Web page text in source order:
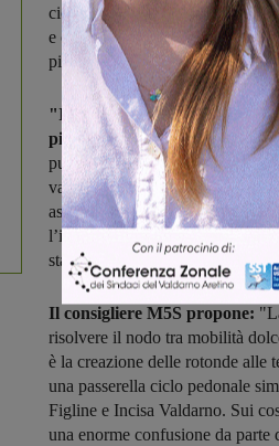
ciclabili deve creare situazioni
e conseguentemente
piano".
"Il comune non ha fatto un
piano strutturale, ne su
pubbliche e soprattutto non è
variante statale SR69 col quale
assieme agli accessi principali
l’isolamento della Badiola dal
state disegnate le viabilità
Il consigliere M5S propone:
risolvere il nodo tra mobilità
è la creazione delle rotonde alle
una passerella ciclo pedonale
Figline e Incisa Valdarno. Sui
una enorme confusione da